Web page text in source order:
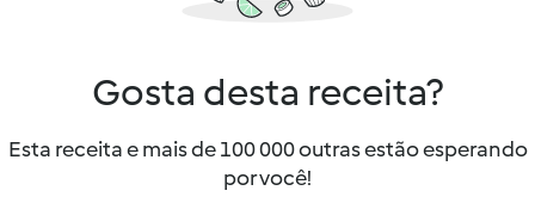
Gosta desta receita?
Esta receita e mais de 100 000 outras estão esperando
por você!